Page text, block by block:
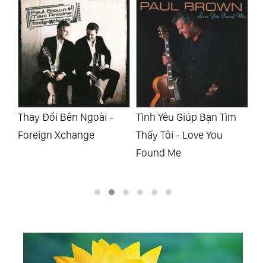
Thay Đổi Bên Ngoài -
Foreign Xchange
Tình Yêu Giúp Bạn Tìm
Thấy Tôi - Love You
Found Me